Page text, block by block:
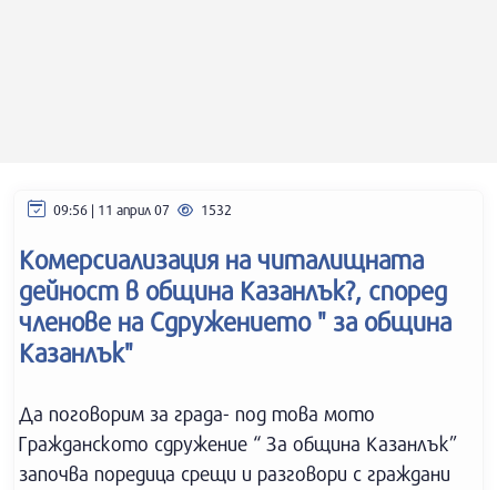
09:56 | 11 април 07 1532
Комерсиализация на читалищната
дейност в община Казанлък?, според
членове на Сдружението " за община
Казанлък"
Да поговорим за града- под това мото
Гражданското сдружение “ За община Казанлък”
започва поредица срещи и разговори с граждани